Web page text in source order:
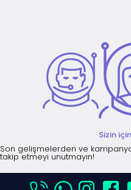
Sizin
Son gelişmelerden ve
takip etmeyi unutmayın!